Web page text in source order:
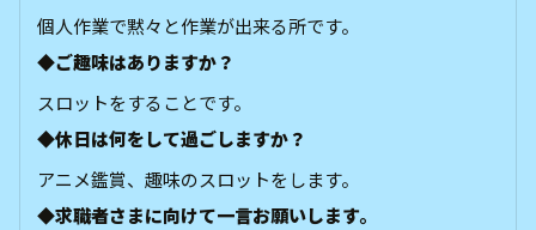
個人作業で黙々と作業が出来る所です。
◆ご趣味はありますか？
スロットをすることです。
◆休日は何をして過ごしますか？
アニメ鑑賞、趣味のスロットをします。
◆求職者さまに向けて一言お願いします。